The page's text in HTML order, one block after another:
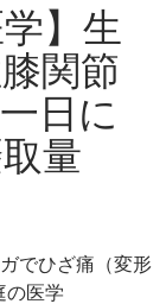
】生
関節
日に
量
でひざ痛（変形
の医学